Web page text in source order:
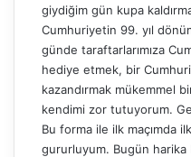
giydiğim gün kupa
Cumhuriyetin 99. yıl
günde taraftarlarımıza
hediye etmek, bir
kazandırmak mükemmel
kendimi zor tutuyorum.
Bu forma ile ilk maçımda
gururluyum. Bugün harika